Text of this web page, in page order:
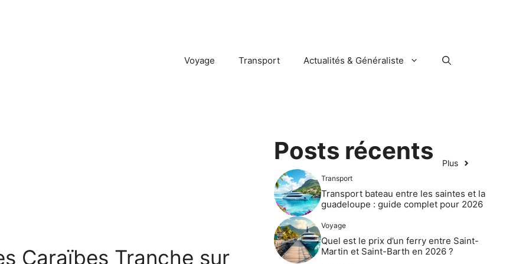
Voyage Transport Actualités & Généraliste
Caraïbes Tranche sur
Posts récents Plus
Transport
Transport bateau entre les saintes et la
guadeloupe : guide complet pour 2026
Voyage
Quel est le prix d’un ferry entre Saint-
Martin et Saint-Barth en 2026 ?